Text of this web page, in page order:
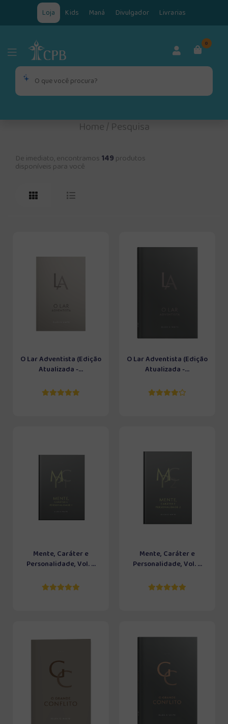
Loja Kids Maná Divulgador Livrarias
0
Home/Pesquisa
De imediato, encontramos 149 produtos
disponíveis para você
O Lar Adventista (Edição
Atualizada -...
O Lar Adventista (Edição
Atualizada -...
Mente, Caráter e
Personalidade, Vol. ...
Mente, Caráter e
Personalidade, Vol. ...